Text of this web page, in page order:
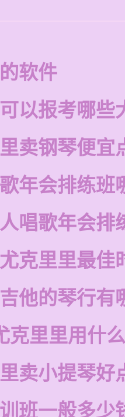
软件
以报考哪些
卖钢琴便宜
年会排练班
唱歌年会排
克里里最佳
他的琴行有
克里里用什
卖小提琴好
班一般多少